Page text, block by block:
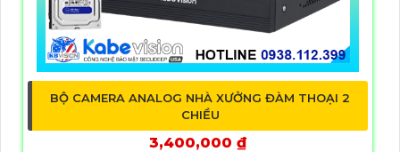
BỘ CAMERA ANALOG NHÀ XƯỞNG ĐÀM THOẠI 2
CHIỀU
3,400,000 ₫